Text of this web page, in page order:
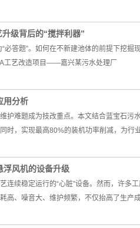
级背后的“搅拌利器”
必答题”。如何在不新建池体的前提下挖
工艺改造项目——嘉兴某污水处理厂
用分析
护难题成为技改重点。本文结合蓝宝石污
时，实现最高80%的装机功率削减，为行
浮风机的设备升级
续稳定运行的“心脏”设备。然而，许多
、噪音大、维护频繁，不仅抬高了生产